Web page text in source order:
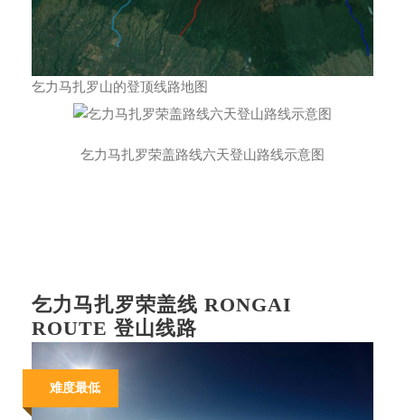
乞力马扎罗山的登顶线路地图
乞力马扎罗荣盖路线六天登山路线示意图
乞力马扎罗荣盖线 RONGAI
ROUTE 登山线路
难度最低